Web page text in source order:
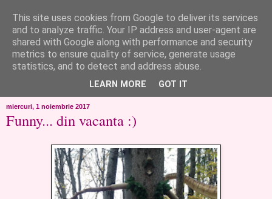
like ?...or not!
..de toate!!!!!..alandala...cum imi trec prin minte..si cum am
chef..incercate pe pielea mea..
miercuri, 1 noiembrie 2017
Funny... din vacanta :)
This site uses cookies from Google to deliver its services
and to analyze traffic. Your IP address and user-agent are
shared with Google along with performance and security
metrics to ensure quality of service, generate usage
statistics, and to detect and address abuse.
LEARN MORE GOT IT